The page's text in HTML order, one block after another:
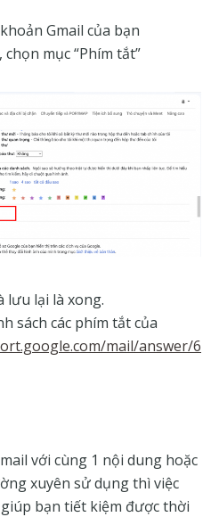
Gmail của bạn
mục “Phím tắt”
lưu lại là xong.
sách các phím tắt của
mail/answer/6
với cùng 1 nội dung hoặc
xuyên sử dụng thì việc
bạn tiết kiệm được thời